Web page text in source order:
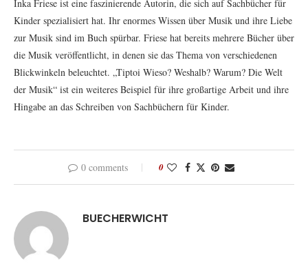
Inka Friese ist eine faszinierende Autorin, die sich auf Sachbücher für
Kinder spezialisiert hat. Ihr enormes Wissen über Musik und ihre Liebe
zur Musik sind im Buch spürbar. Friese hat bereits mehrere Bücher über
die Musik veröffentlicht, in denen sie das Thema von verschiedenen
Blickwinkeln beleuchtet. „Tiptoi Wieso? Weshalb? Warum? Die Welt
der Musik“ ist ein weiteres Beispiel für ihre großartige Arbeit und ihre
Hingabe an das Schreiben von Sachbüchern für Kinder.
0 comments 0
BUECHERWICHT